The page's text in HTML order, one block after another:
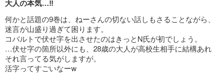
炎の蜃気楼14 黄泉への風穴（後編）
506円 (税込)
カート
あらすじを表示する
大人の本気…‼︎
何かと話題の9巻は、ねーさんの切ない話しもさることながら、
迷言が山盛り過ぎて困ります。
コバルトで伏せ字を出させたのはきっとN氏が初でしょう。
…伏せ字の箇所以外にも、28歳の大人が高校生相手に結構あれ
それ言ってる気がしますが。
活字ってすごいなーw